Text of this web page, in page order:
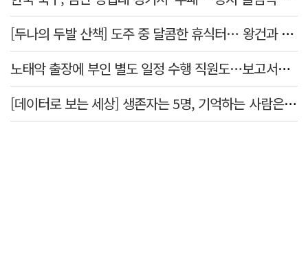
[두나의 두발 산책] 도주 중 달콤한 휴식터… 왕건과 지명 산책
노태악 출장에 부인 별도 일정 수행 직원도…보고서엔 '공식일정 참석'
[데이터로 보는 세상] 생존자는 5명, 기억하는 사람은 늘었다